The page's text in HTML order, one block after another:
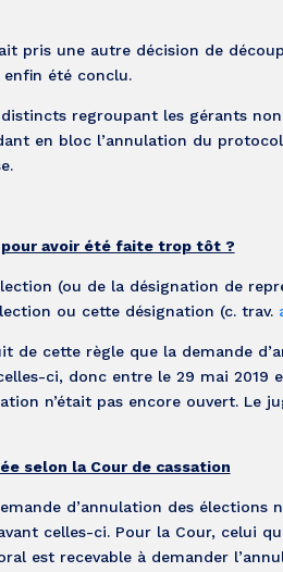
pris une autre décision de
été conclu.
regroupant les gérants
en bloc l’annulation du
pour avoir été faite trop tôt ?
(ou de la désignation de
ou cette désignation (c. trav.
de cette règle que la demande
ci, donc entre le 29 mai 2019
n’était pas encore ouvert. Le
selon la Cour de cassation
d’annulation des élections
celles-ci. Pour la Cour, celui
est recevable à demander